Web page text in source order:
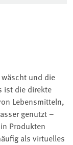
und die
ist die direkte
Lebensmitteln,
genutzt –
Produkten
als virtuelles